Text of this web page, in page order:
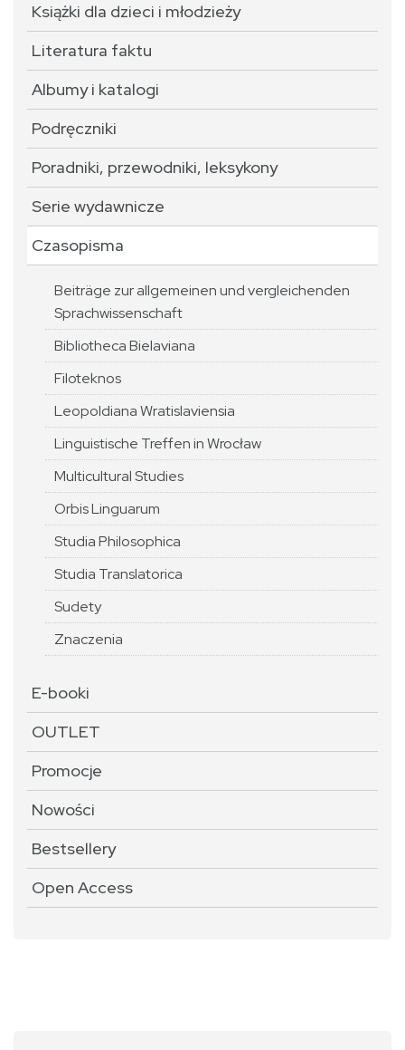
Książki dla dzieci i młodzieży
Literatura faktu
Albumy i katalogi
Podręczniki
Poradniki, przewodniki, leksykony
Serie wydawnicze
Czasopisma
Beiträge zur allgemeinen und vergleichenden
Sprachwissenschaft
Bibliotheca Bielaviana
Filoteknos
Leopoldiana Wratislaviensia
Linguistische Treffen in Wrocław
Multicultural Studies
Orbis Linguarum
Studia Philosophica
Studia Translatorica
Sudety
Znaczenia
E-booki
OUTLET
Promocje
Nowości
Bestsellery
Open Access